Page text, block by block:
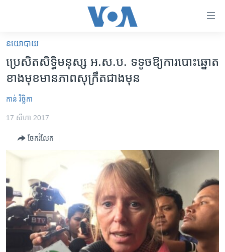
គេហទំព័រ​
ទាក់ទង
រំលង​
និង​
ទំព័រ​
និង​
ចូល​
ទៅ​
ទំព័រ​
រចនា
អន្តរជាតិ
កម្ពុជាច្នៃប្រតិដ្ឋ
ទូរទស្សន៍ / វីដេអូ​
វិទ្យុ / ផតខាសថ៍
កម្មវិធីទាំងអស់
Khmer English
នយោបាយ
ប្រេសិត​សិទ្ធិមនុស្ស អ.ស.ប. ​ទទូច​ឱ្យ​ការ​បោះឆ្នោត​
ខាង​មុខមាន​ភាពសុក្រឹត​ជាងមុន
កាន់ វិច្ឆិកា
17 សីហា 2017
ចែករំលែក